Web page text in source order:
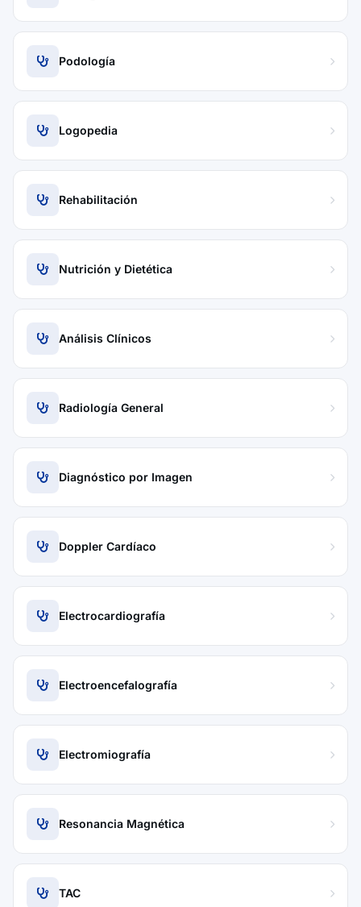
Podología
Logopedia
Rehabilitación
Nutrición y Dietética
Análisis Clínicos
Radiología General
Diagnóstico por Imagen
Doppler Cardíaco
Electrocardiografía
Electroencefalografía
Electromiografía
Resonancia Magnética
TAC